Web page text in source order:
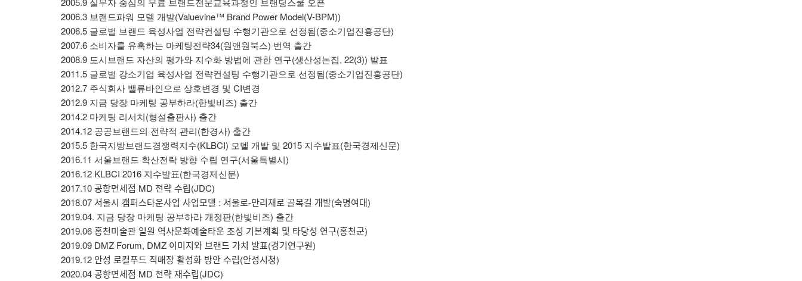
2006.3 브랜드파워 모델 개발(Valuevine™ Brand Power Model(V-BPM))
2006.5 글로벌 브랜드 육성사업 전략컨설팅 수행기관으로 선정됨(중소기업진흥공단)
2007.6 소비자를 유혹하는 마케팅전략34(원앤원북스) 번역 출간
2008.9 도시브랜드 자산의 평가와 지수화 방법에 관한 연구(생산성논집, 22(3)) 발표
2011.5 글로벌 강소기업 육성사업 전략컨설팅 수행기관으로 선정됨(중소기업진흥공단)
2012.7 주식회사 밸류바인으로 상호변경 및 CI변경
2012.9 지금 당장 마케팅 공부하라(한빛비즈) 출간
2014.2 마케팅 리서치(형설출판사) 출간
2014.12 공공브랜드의 전략적 관리(한경사) 출간
2015.5 한국지방브랜드경쟁력지수(KLBCI) 모델 개발 및 2015 지수발표(한국경제신문)
2016.11 서울브랜드 확산전략 방향 수립 연구(서울특별시)
2016.12 KLBCI 2016 지수발표(한국경제신문)
2017.10 공항면세점 MD 전략 수립(JDC)
2018.07 서울시 캠퍼스타운사업 사업모델 : 서울로-만리재로 골목길 개발(숙명여대)
2019.04. 지금 당장 마케팅 공부하라 개정판(한빛비즈) 출간
2019.06 홍천미술관 일원 역사문화예술타운 조성 기본계획 및 타당성 연구(홍천군)
2019.09 DMZ Forum, DMZ 이미지와 브랜드 가치 발표(경기연구원)
2019.12 안성 로컬푸드 직매장 활성화 방안 수립(안성시청)
2020.04 공항면세점 MD 전략 재수립(JDC)